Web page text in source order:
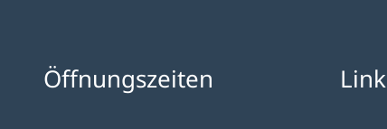
Öffnungszeiten Link